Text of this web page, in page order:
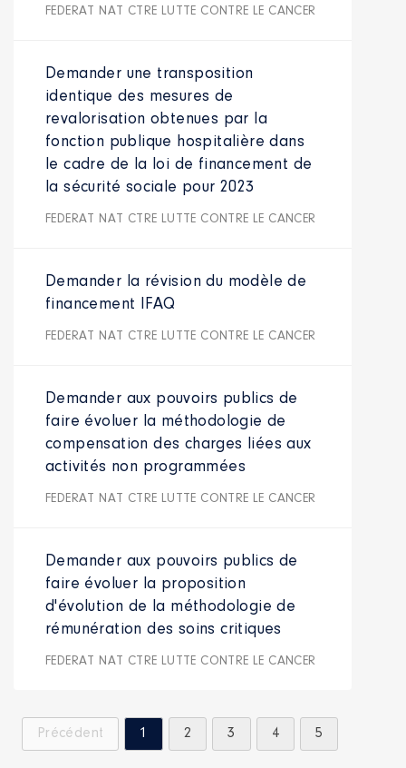
FEDERAT NAT CTRE LUTTE CONTRE LE CANCER
Demander une transposition
identique des mesures de
revalorisation obtenues par la
fonction publique hospitalière dans
le cadre de la loi de financement de
la sécurité sociale pour 2023
FEDERAT NAT CTRE LUTTE CONTRE LE CANCER
Demander la révision du modèle de
financement IFAQ
FEDERAT NAT CTRE LUTTE CONTRE LE CANCER
Demander aux pouvoirs publics de
faire évoluer la méthodologie de
compensation des charges liées aux
activités non programmées
FEDERAT NAT CTRE LUTTE CONTRE LE CANCER
Demander aux pouvoirs publics de
faire évoluer la proposition
d'évolution de la méthodologie de
rémunération des soins critiques
FEDERAT NAT CTRE LUTTE CONTRE LE CANCER
Précédent 1 2 3 4 5